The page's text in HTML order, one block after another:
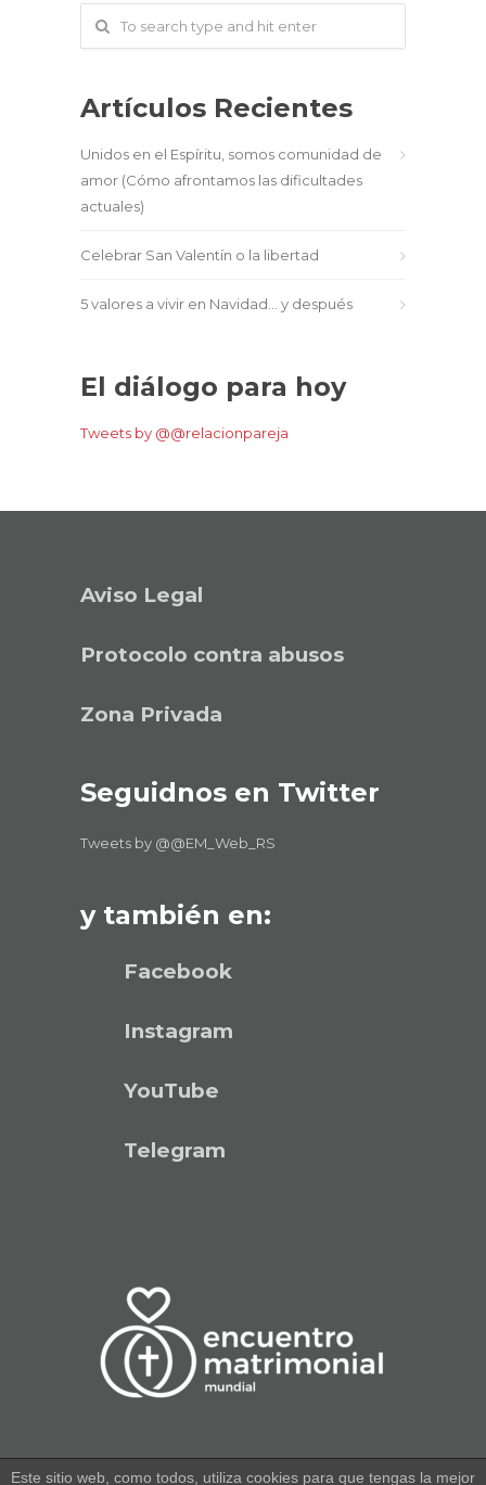
Artículos Recientes
Unidos en el Espíritu, somos comunidad de
amor (Cómo afrontamos las dificultades
actuales)
Celebrar San Valentín o la libertad
5 valores a vivir en Navidad… y después
El diálogo para hoy
Tweets by @@relacionpareja
Aviso Legal
Protocolo contra abusos
Zona Privada
Seguidnos en Twitter
Tweets by @@EM_Web_RS
y también en:
Facebook
Instagram
YouTube
Telegram
Este sitio web, como todos, utiliza cookies para que tengas la mejor